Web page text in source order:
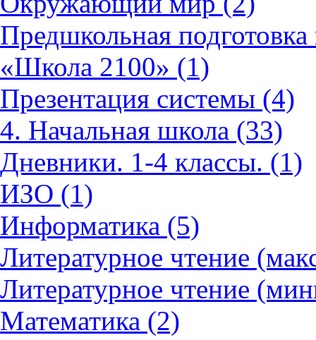
Предшкольная
«Школа 2100» (1)
Презентация системы (4)
4. Начальная школа (33)
Дневники. 1-4 классы. (1)
ИЗО (1)
Информатика (5)
Литературное чтение
Литературное чтение
Математика (2)